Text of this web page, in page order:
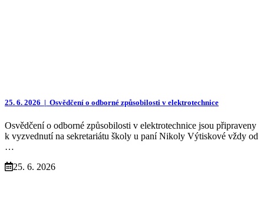
25. 6. 2026 | Osvědčení o odborné způsobilosti v elektrotechnice
Osvědčení o odborné způsobilosti v elektrotechnice jsou připraveny
k vyzvednutí na sekretariátu školy u paní Nikoly Výtiskové vždy od
…
25. 6. 2026